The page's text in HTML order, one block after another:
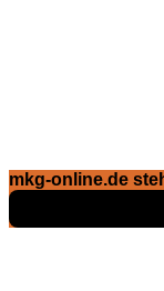
mkg-online.de